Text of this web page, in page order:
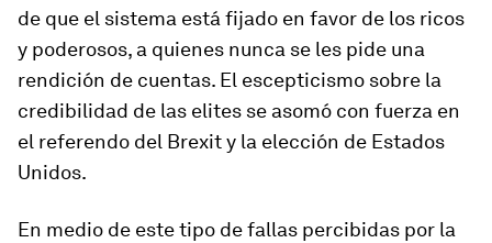
de que el sistema está fijado en favor de los ricos
y poderosos, a quienes nunca se les pide una
rendición de cuentas. El escepticismo sobre la
credibilidad de las elites se asomó con fuerza en
el referendo del Brexit y la elección de Estados
Unidos.
En medio de este tipo de fallas percibidas por la